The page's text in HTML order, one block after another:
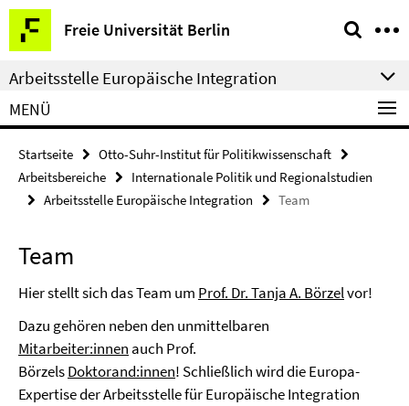
Springe
direkt
zu
Inhalt
Freie Universität Berlin
Service-
Navigation
Arbeitsstelle Europäische Integration
MENÜ
Startseite
Otto-Suhr-Institut für Politikwissenschaft
Arbeitsbereiche
Internationale Politik und Regionalstudien
Arbeitsstelle Europäische Integration
Team
Team
Hier stellt sich das Team um Prof. Dr. Tanja A. Börzelvor!
Dazu gehören neben den unmittelbaren
Mitarbeiter:innen auch Prof.
BörzelsDoktorand:innen! Schließlich wird die Europa-
Expertise der Arbeitsstelle für Europäische Integration